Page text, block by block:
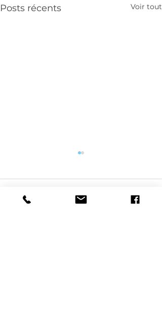
Posts récents Voir tout
Commentaires